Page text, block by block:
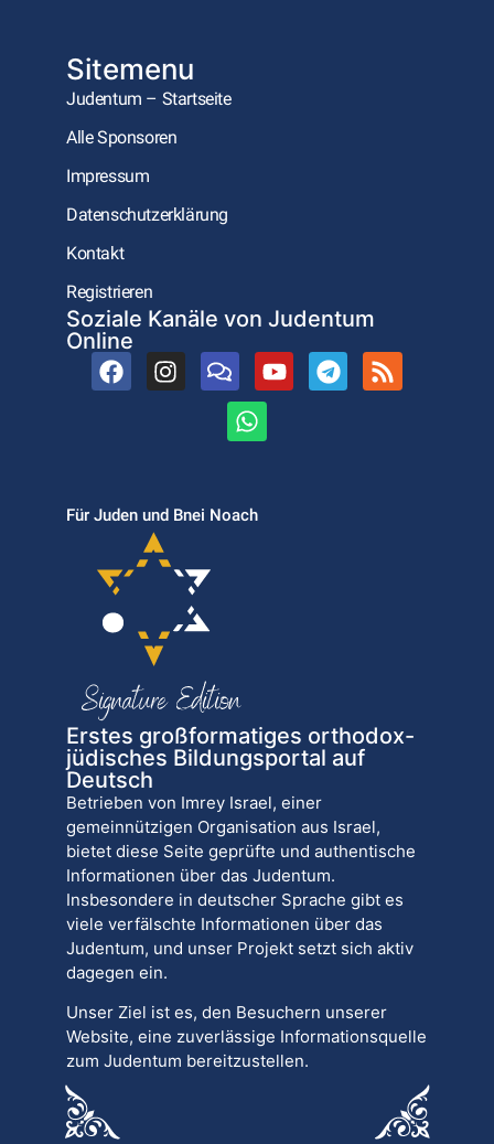
Sitemenu
Judentum – Startseite
Alle Sponsoren
Impressum
Datenschutzerklärung
Kontakt
Registrieren
Soziale Kanäle von Judentum
Online
Für Juden und Bnei Noach
Erstes großformatiges orthodox-
jüdisches Bildungsportal auf
Deutsch
Betrieben von Imrey Israel, einer
gemeinnützigen Organisation aus Israel,
bietet diese Seite geprüfte und authentische
Informationen über das Judentum.
Insbesondere in deutscher Sprache gibt es
viele verfälschte Informationen über das
Judentum, und unser Projekt setzt sich aktiv
dagegen ein.
Unser Ziel ist es, den Besuchern unserer
Website, eine zuverlässige Informationsquelle
zum Judentum bereitzustellen.